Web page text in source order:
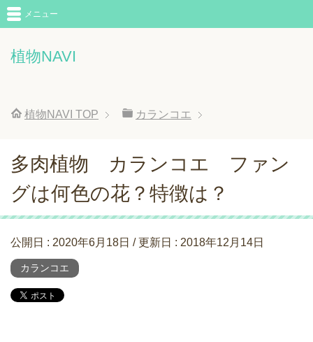
植物NAVI
メニュー
植物NAVI TOP カランコエ
多肉植物 カランコエ ファン
グは何色の花？特徴は？
公開日 : 2020年6月18日 / 更新日 : 2018年12月14日
カランコエ